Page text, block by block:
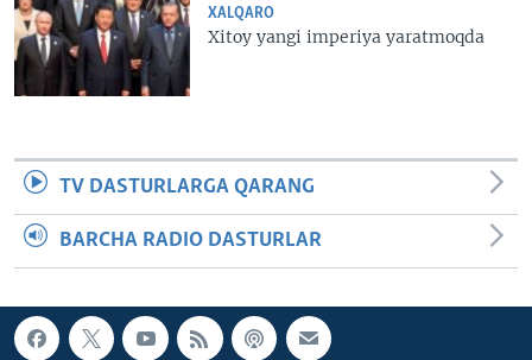
XALQARO
Xitoy yangi imperiya yaratmoqda
TV DASTURLARGA QARANG
BARCHA RADIO DASTURLAR